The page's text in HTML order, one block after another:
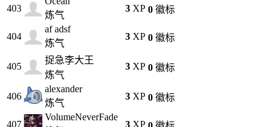
403
炼气
3 XP 0 徽标
404
af adsf
炼气
3 XP 0 徽标
405
捉急李大王
炼气
3 XP 0 徽标
406
alexander
炼气
3 XP 0 徽标
407
VolumeNeverFade
3 XP